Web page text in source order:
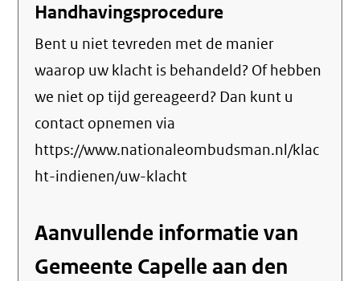
Handhavingsprocedure
Bent u niet tevreden met de manier
waarop uw klacht is behandeld? Of hebben
we niet op tijd gereageerd? Dan kunt u
contact opnemen via
https://www.nationaleombudsman.nl/klac
ht-indienen/uw-klacht
Aanvullende informatie van
Gemeente Capelle aan den